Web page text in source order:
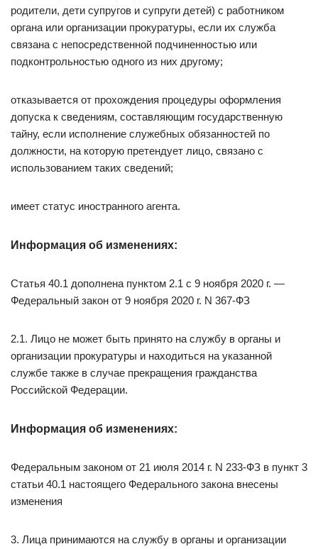
родители, дети супругов и супруги детей) с работником
органа или организации прокуратуры, если их служба
связана с непосредственной подчиненностью или
подконтрольностью одного из них другому;
отказывается от прохождения процедуры оформления
допуска к сведениям, составляющим государственную
тайну, если исполнение служебных обязанностей по
должности, на которую претендует лицо, связано с
использованием таких сведений;
имеет статус иностранного агента.
Информация об изменениях:
Статья 40.1 дополнена пунктом 2.1 с 9 ноября 2020 г. —
Федеральный закон от 9 ноября 2020 г. N 367-ФЗ
2.1. Лицо не может быть принято на службу в органы и
организации прокуратуры и находиться на указанной
службе также в случае прекращения гражданства
Российской Федерации.
Информация об изменениях:
Федеральным законом от 21 июля 2014 г. N 233-ФЗ в пункт 3
статьи 40.1 настоящего Федерального закона внесены
изменения
3. Лица принимаются на службу в органы и организации